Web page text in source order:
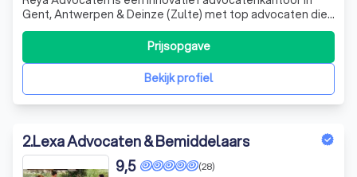
Gent, Antwerpen & Deinze (Zulte) met top advocaten die
ondernemers en particulieren over heel Vlaanderen
bijstaat met hun vragen en problemen rond verkeersrecht,
vastgoedrecht en ondernemingsrecht in brede zin.
Bekijk profiel
Prijsopgave
2.Lexa Advocaten & Bemiddelaars
(28)
9,5